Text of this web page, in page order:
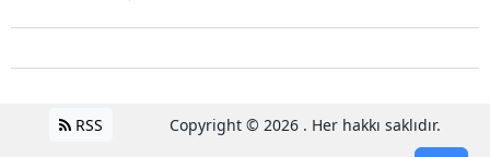
RSS Copyright © 2026 . Her hakkı saklıdır.